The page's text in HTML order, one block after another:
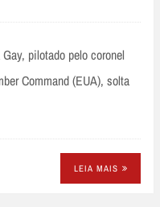
pilotado pelo coronel
Command (EUA), solta
LEIA MAIS